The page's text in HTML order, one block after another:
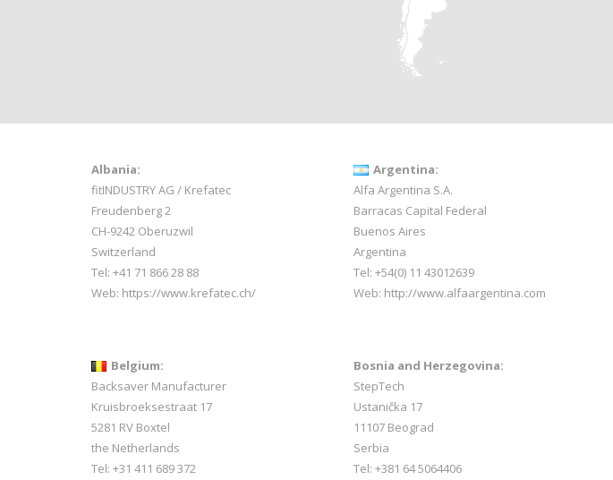
Albania:
fitINDUSTRY AG / Krefatec
Freudenberg 2
CH-9242 Oberuzwil
Switzerland
Tel: +41 71 866 28 88
Web: https://www.krefatec.ch/
Argentina:
Alfa Argentina S.A.
Barracas Capital Federal
Buenos Aires
Argentina
Tel: +54(0) 11 43012639
Web: http://www.alfaargentina.com
Belgium:
Backsaver Manufacturer
Kruisbroeksestraat 17
5281 RV Boxtel
the Netherlands
Tel: +31 411 689 372
Bosnia and Herzegovina:
StepTech
Ustanička 17
11107 Beograd
Serbia
Tel: +381 64 5064406